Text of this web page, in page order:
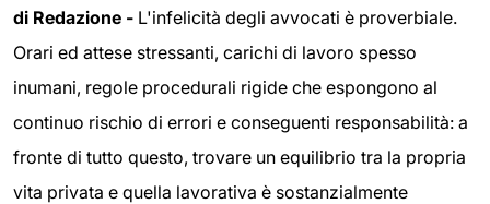
di Redazione - L'infelicità degli avvocati è proverbiale.
Orari ed attese stressanti, carichi di lavoro spesso
inumani, regole procedurali rigide che espongono al
continuo rischio di errori e conseguenti responsabilità: a
fronte di tutto questo, trovare un equilibrio tra la propria
vita privata e quella lavorativa è sostanzialmente